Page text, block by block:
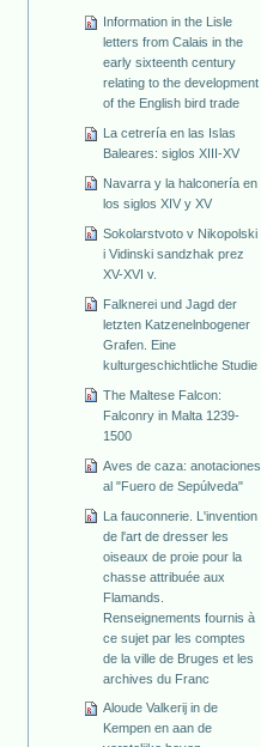
Information in the Lisle
letters from Calais in the
early sixteenth century
relating to the development
of the English bird trade
La cetrería en las Islas
Baleares: siglos XIII-XV
Navarra y la halconería en
los siglos XIV y XV
Sokolarstvoto v Nikopolski
i Vidinski sandzhak prez
XV-XVI v.
Falknerei und Jagd der
letzten Katzenelnbogener
Grafen. Eine
kulturgeschichtliche Studie
The Maltese Falcon:
Falconry in Malta 1239-
1500
Aves de caza: anotaciones
al "Fuero de Sepúlveda"
La fauconnerie. L'invention
de l'art de dresser les
oiseaux de proie pour la
chasse attribuée aux
Flamands.
Renseignements fournis à
ce sujet par les comptes
de la ville de Bruges et les
archives du Franc
Aloude Valkerij in de
Kempen en aan de